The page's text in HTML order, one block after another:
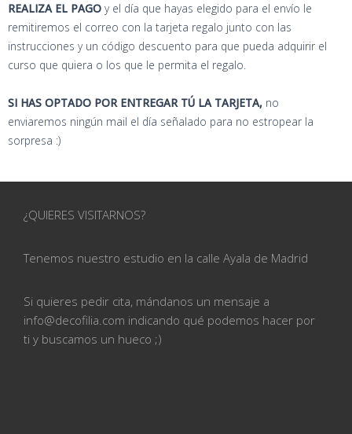
REALIZA EL PAGO y el día que hayas elegido para el envío le
remitiremos el correo con la tarjeta regalo junto con las
instrucciones y un código descuento para que pueda adquirir el
curso que quiera o los que le permita el regalo.
SI HAS OPTADO POR ENTREGAR TÚ LA TARJETA, no
enviaremos ningún mail el día señalado para no estropear la
sorpresa :)
¿QUIERES VISITARNOS?
Tenemos nuestro estudio en la calle Ayala de Madrid
Si quieres pedir cita, mándanos un mensaje a
info@decofilia.com indicando qué podemos hacer por
ti y buscamos un hueco ;)